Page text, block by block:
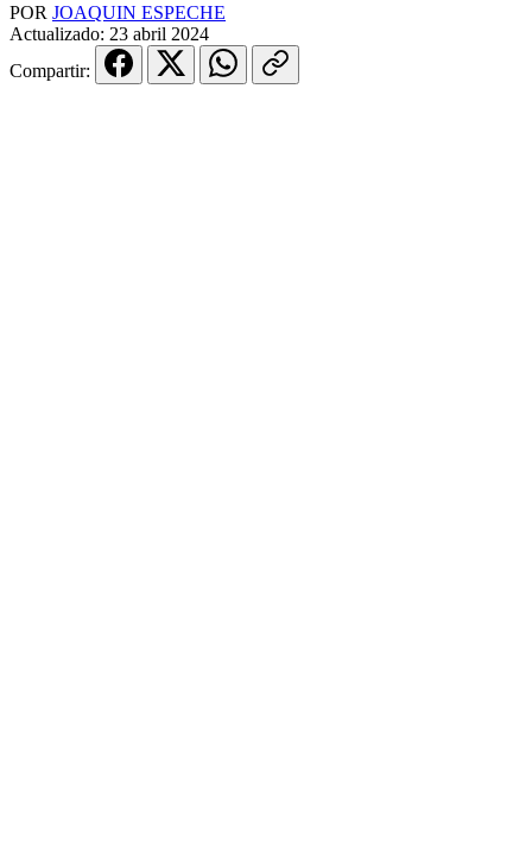
POR JOAQUIN ESPECHE
Actualizado: 23 abril 2024
Compartir: